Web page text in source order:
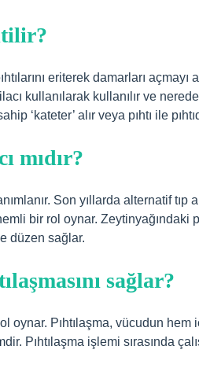
eriterek damarları
kullanılarak kullanılır ve
‘kateter’ alır veya pıhtı ile
mıdır?
Son yıllarda alternatif tıp
bir rol oynar. Zeytinyağındaki
düzen sağlar.
sağlar?
oynar. Pıhtılaşma, vücudun hem
Pıhtılaşma işlemi sırasında